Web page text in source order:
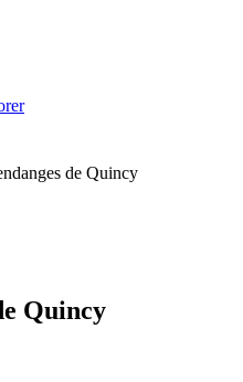
de Quincy
Quincy